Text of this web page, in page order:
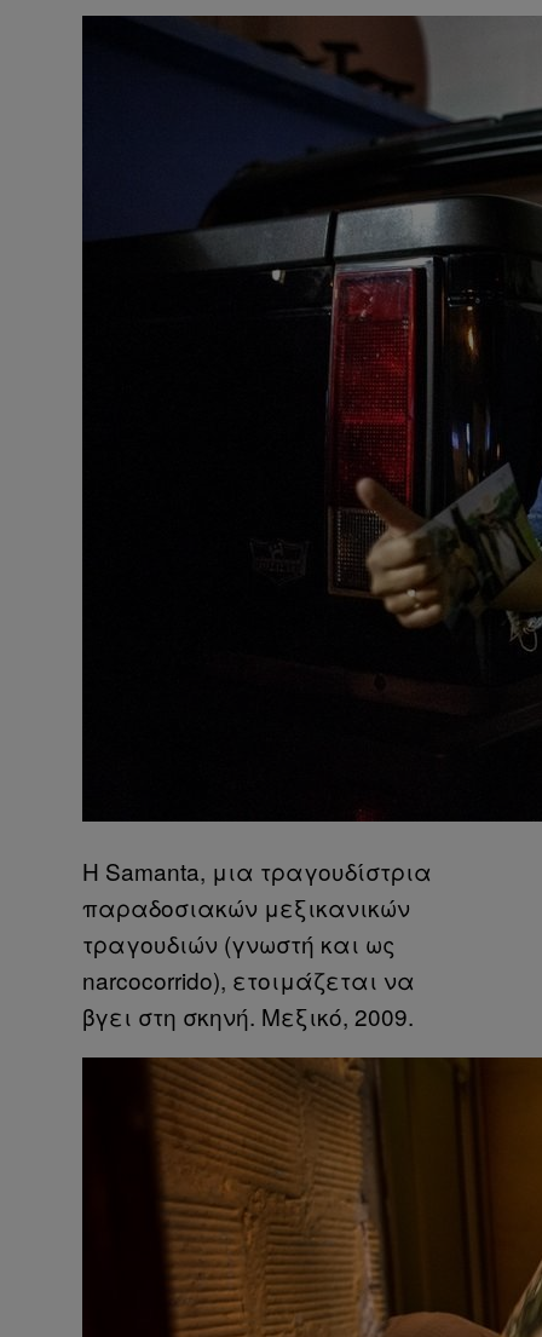
Η Samanta, μια τραγουδίστρια
παραδοσιακών μεξικανικών
τραγουδιών (γνωστή και ως
narcocorrido), ετοιμάζεται να
βγει στη σκηνή. Μεξικό, 2009.